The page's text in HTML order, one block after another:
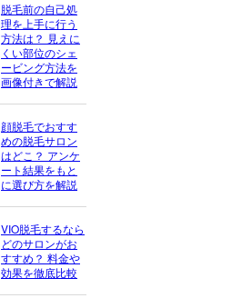
脱毛前の自己処
理を上手に行う
方法は？ 見えに
くい部位のシェ
ービング方法を
画像付きで解説
顔脱毛でおすす
めの脱毛サロン
はどこ？ アンケ
ート結果をもと
に選び方を解説
VIO脱毛するなら
どのサロンがお
すすめ？ 料金や
効果を徹底比較